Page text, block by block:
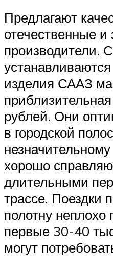
Предлагают
отечественные
производители.
изделия СААЗ
рублей. Они
в городской
хорошо
длительными
трассе. Поездки
полотну неплохо
первые 30-40
могут